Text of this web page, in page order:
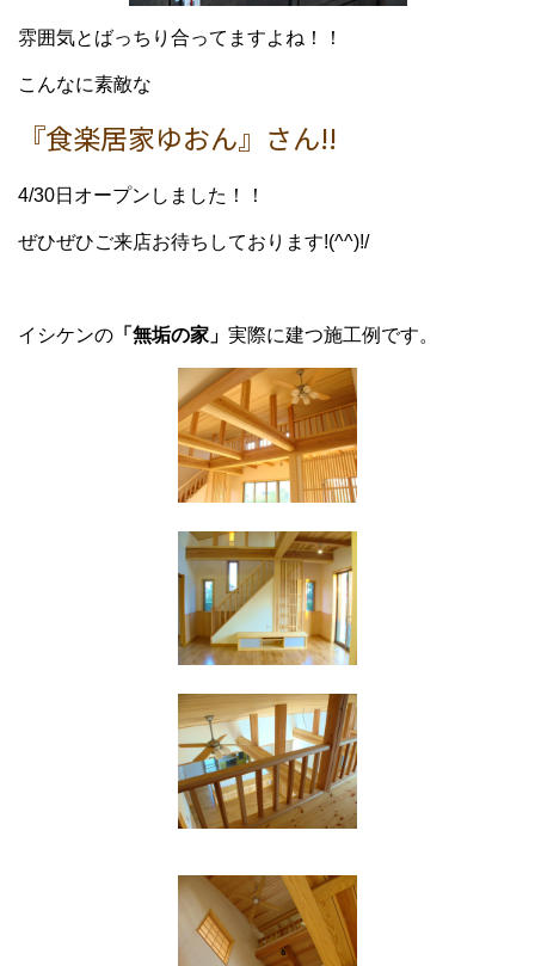
雰囲気とばっちり合ってますよね！！
こんなに素敵な
『食楽居家ゆおん』さん!!
4/30日オープンしました！！
ぜひぜひご来店お待ちしております!(^^)!/
イシケンの 「無垢の家」 実際に建つ施工例です。